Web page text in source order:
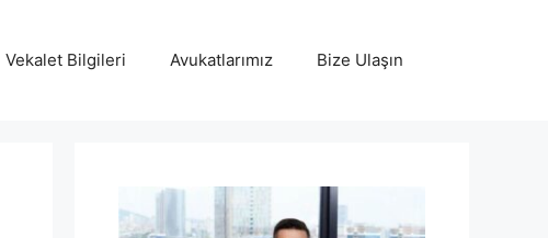
Vekalet Bilgileri Avukatlarımız Bize Ulaşın